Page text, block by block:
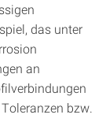
das unter
an
bzw.